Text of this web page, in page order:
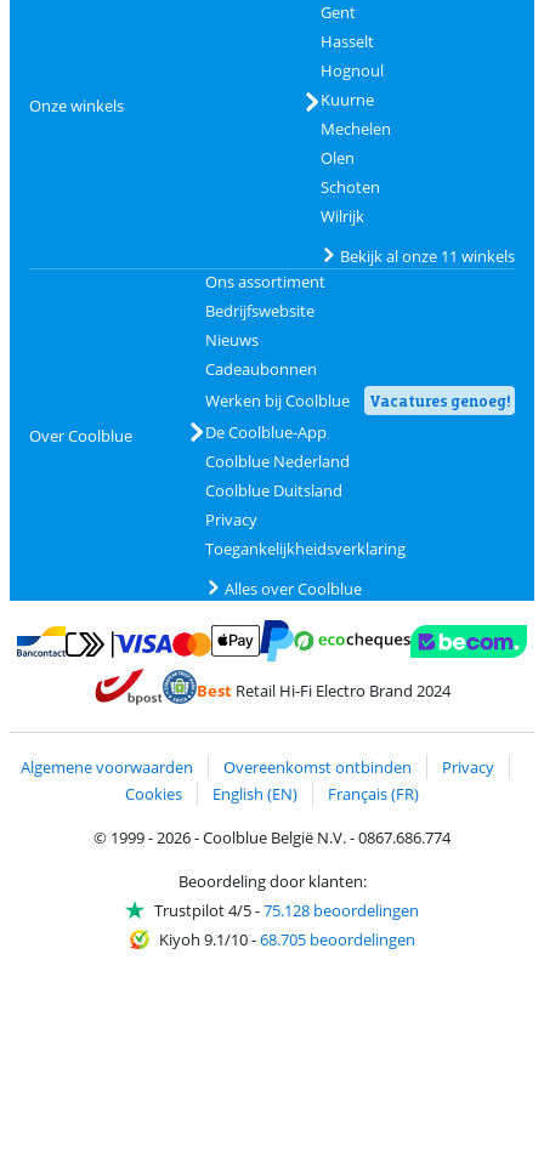
Onze winkels
Gent
Hasselt
Hognoul
Kuurne
Mechelen
Olen
Schoten
Wilrijk
Bekijk al onze 11 winkels
Over Coolblue
Ons assortiment
Bedrijfswebsite
Nieuws
Cadeaubonnen
Werken bij Coolblue
Vacatures genoeg!
De Coolblue-App
Coolblue Nederland
Coolblue Duitsland
Privacy
Toegankelijkheidsverklaring
Alles over Coolblue
Betalen met Bancontact
Betalen met MasterCard en Visa via ClickToPay
BestRetail Hi-Fi Electro Brand 2024
Algemene voorwaarden Overeenkomst ontbinden
Privacy
Cookies
English (EN)
Français (FR)
© 1999 - 2026 - Coolblue België N.V. - 0867.686.774
Beoordeling door klanten:
Trustpilot 4/5-75.128 beoordelingen
Kiyoh 9.1/10-68.705 beoordelingen